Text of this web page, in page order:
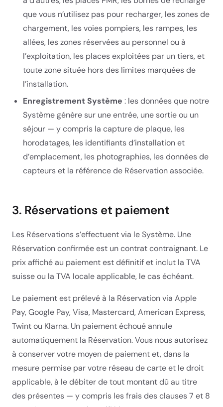
que vous n’utilisez pas pour recharger, les zones de
chargement, les voies pompiers, les rampes, les
allées, les zones réservées au personnel ou à
l’exploitation, les places exploitées par un tiers, et
toute zone située hors des limites marquées de
l’installation.
Enregistrement Système : les données que notre
Système génère sur une entrée, une sortie ou un
séjour — y compris la capture de plaque, les
horodatages, les identifiants d’installation et
d’emplacement, les photographies, les données de
capteurs et la référence de Réservation associée.
3. Réservations et paiement
Les Réservations s’effectuent via le Système. Une
Réservation confirmée est un contrat contraignant. Le
prix affiché au paiement est définitif et inclut la TVA
suisse ou la TVA locale applicable, le cas échéant.
Le paiement est prélevé à la Réservation via Apple
Pay, Google Pay, Visa, Mastercard, American Express,
Twint ou Klarna. Un paiement échoué annule
automatiquement la Réservation. Vous nous autorisez
à conserver votre moyen de paiement et, dans la
mesure permise par votre réseau de carte et le droit
applicable, à le débiter de tout montant dû au titre
des présentes — y compris les frais des clauses 7 et 8